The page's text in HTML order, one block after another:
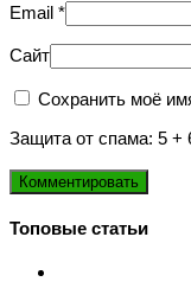
Email *
Сайт
Сохранить моё
Защита от спама: 5 +
Топовые статьи